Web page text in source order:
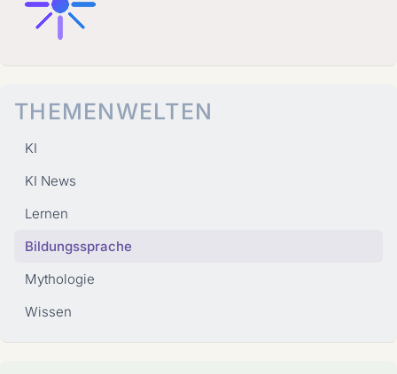
THEMENWELTEN
KI
KI News
Lernen
Bildungssprache
Mythologie
Wissen